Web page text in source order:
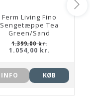
Ferm Living Fino
Sengetæppe Tea
Green/Sand
1.399,00 kr.
1.054,00 kr.
INFO KØB